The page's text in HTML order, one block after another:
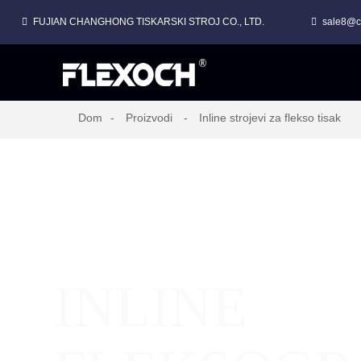
FUJIAN CHANGHONG TISKARSKI STROJ CO., LTD.
Dom Proizvodi Inline strojevi za flekso tisak